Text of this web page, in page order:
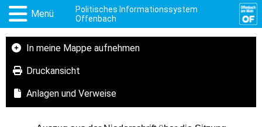
Menü
Politisches Informationssystem
Offenbach
In meine Mappe aufnehmen
Druckansicht
Anlagen und Verweise